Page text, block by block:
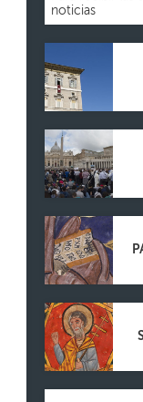
noticias